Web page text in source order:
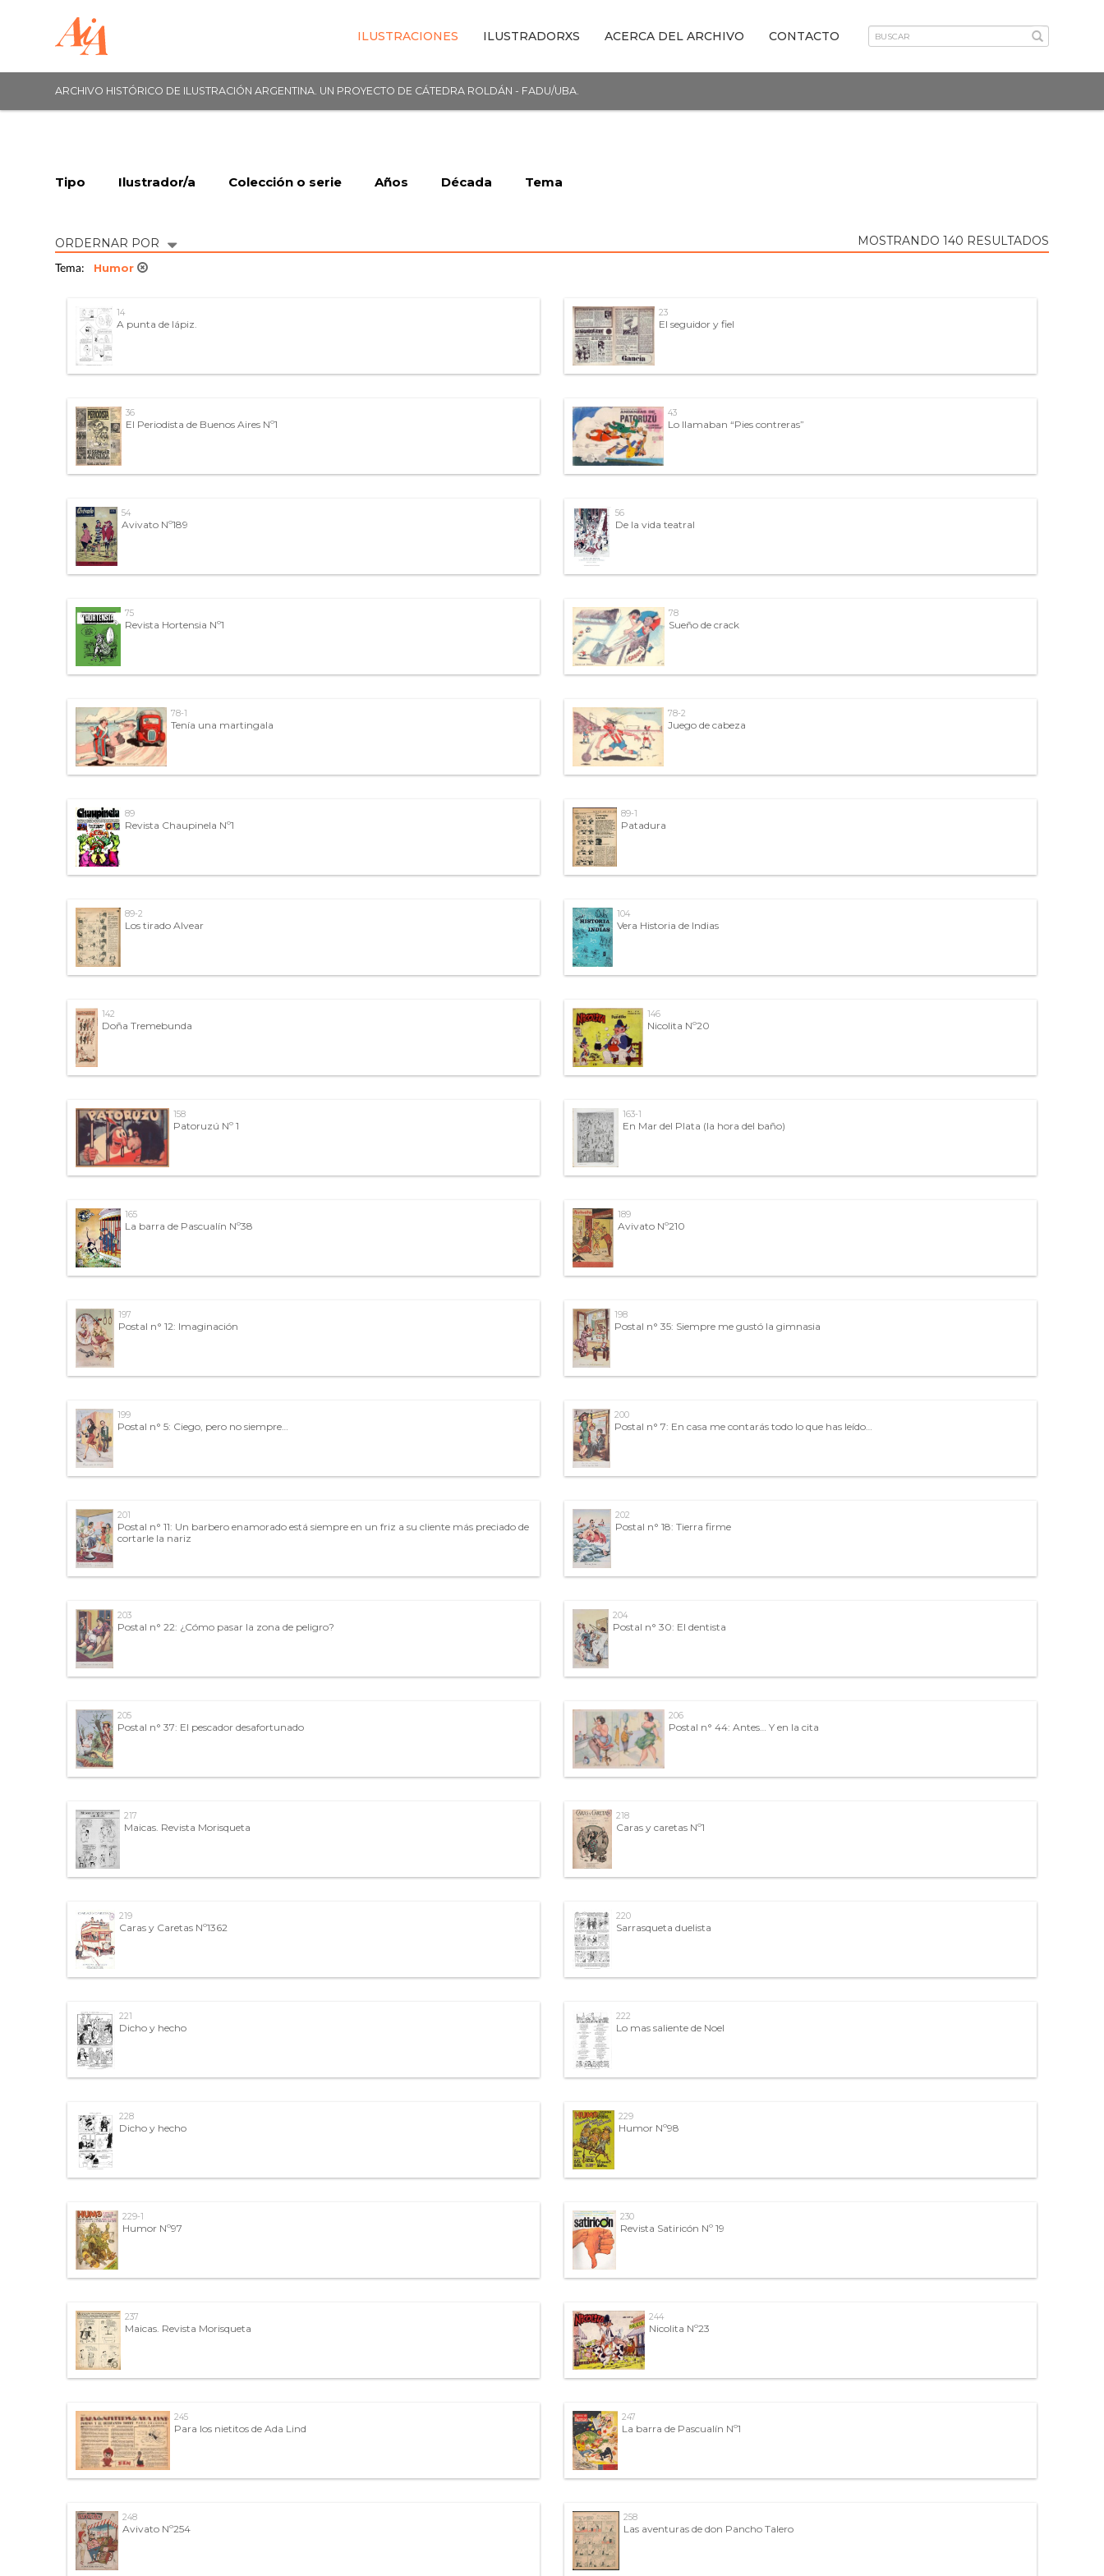
ILUSTRACIONES ILUSTRADORXS ACERCA DEL ARCHIVO CONTACTO
ARCHIVO HISTÓRICO DE ILUSTRACIÓN ARGENTINA. UN PROYECTO DE CÁTEDRA ROLDÁN - FADU/UBA.
Tipo Ilustrador/a Colección o serie Años Década Tema
ORDERNAR POR MOSTRANDO 140 RESULTADOS
Tema: Humor
14
A punta de lápiz.
23
El seguidor y fiel
36
El Periodista de Buenos Aires Nº1
43
Lo llamaban “Pies contreras”
54
Avivato Nº189
56
De la vida teatral
75
Revista Hortensia Nº1
78
Sueño de crack
78-1
Tenía una martingala
78-2
Juego de cabeza
89
Revista Chaupinela Nº1
89-1
Patadura
89-2
Los tirado Alvear
104
Vera Historia de Indias
142
Doña Tremebunda
146
Nicolita Nº20
158
Patoruzú Nº 1
163-1
En Mar del Plata (la hora del baño)
165
La barra de Pascualín Nº38
189
Avivato Nº210
197
Postal n° 12: Imaginación
198
Postal n° 35: Siempre me gustó la gimnasia
199
Postal n° 5: Ciego, pero no siempre…
200
Postal n° 7: En casa me contarás todo lo que has leído…
201
Postal n° 11: Un barbero enamorado está siempre en un friz a su cliente más preciado de
cortarle la nariz
202
Postal n° 18: Tierra firme
203
Postal n° 22: ¿Cómo pasar la zona de peligro?
204
Postal n° 30: El dentista
205
Postal n° 37: El pescador desafortunado
206
Postal n° 44: Antes… Y en la cita
217
Maicas. Revista Morisqueta
218
Caras y caretas Nº1
219
Caras y Caretas Nº1362
220
Sarrasqueta duelista
221
Dicho y hecho
222
Lo mas saliente de Noel
228
Dicho y hecho
229
Humor Nº98
229-1
Humor Nº97
230
Revista Satiricón Nº 19
237
Maicas. Revista Morisqueta
244
Nicolita Nº23
245
Para los nietitos de Ada Lind
247
La barra de Pascualín Nº1
248
Avivato Nº254
258
Las aventuras de don Pancho Talero